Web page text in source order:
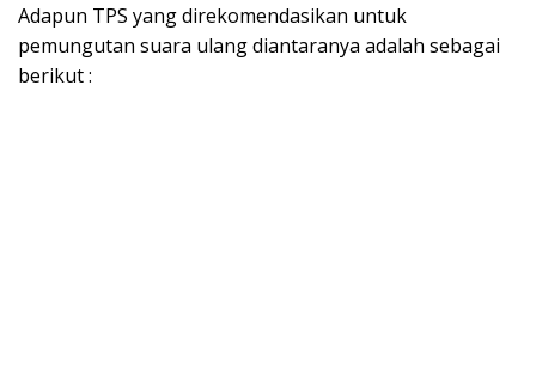
Adapun TPS yang direkomendasikan untuk
pemungutan suara ulang diantaranya adalah sebagai
berikut :